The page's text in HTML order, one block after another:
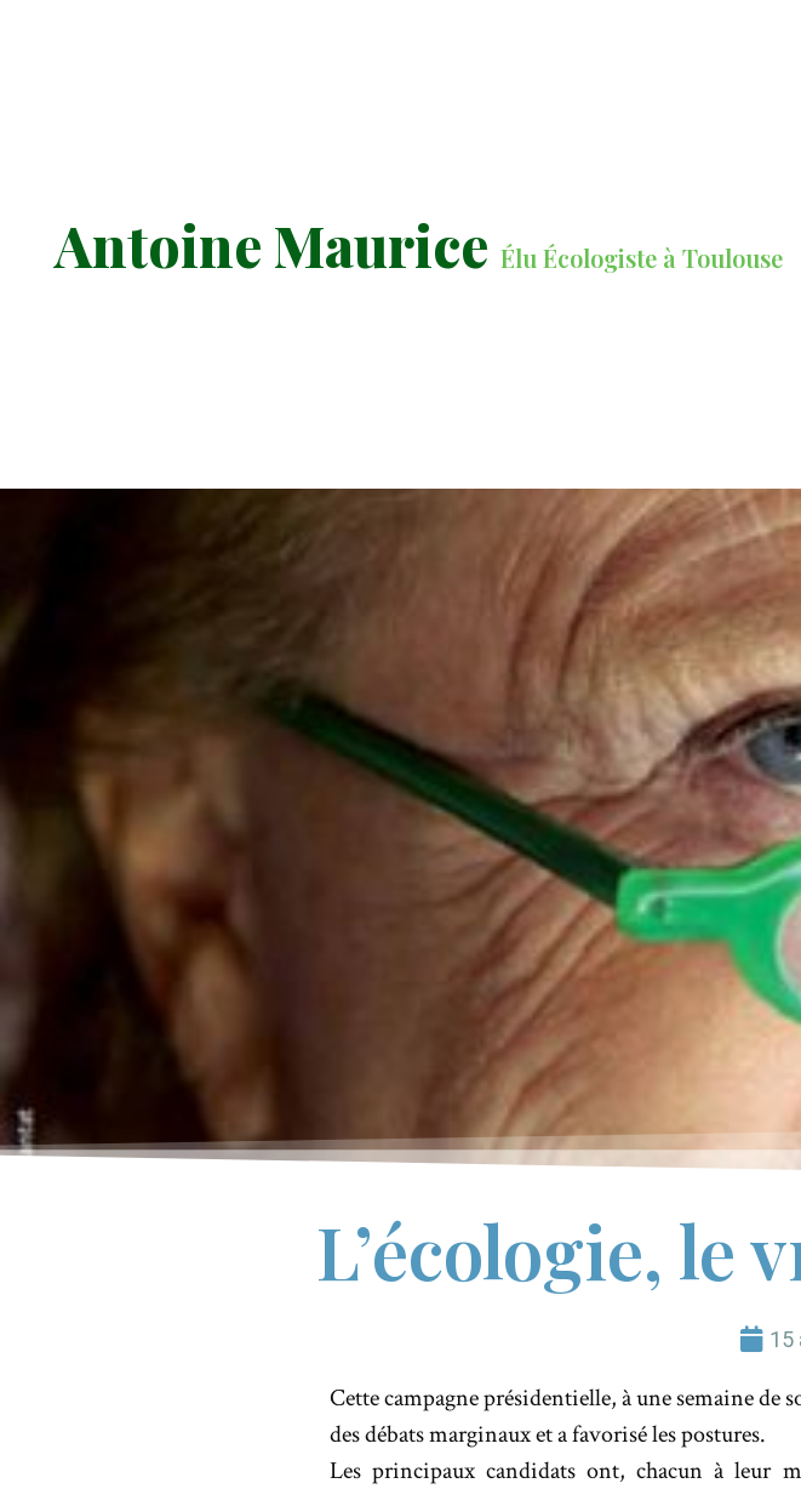
Antoine Maurice Élu Écologiste à Toulouse
L’écologie, le
15
Cette campagne présidentielle, à une semaine de
des débats marginaux et a favorisé les postures.
Les principaux candidats ont, chacun à leur